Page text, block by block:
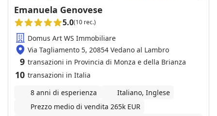
Emanuela Genovese
5.0(10 rec.)
Domus Art WS Immobiliare
Via Tagliamento 5, 20854 Vedano al Lambro
9 transazioni in Provincia di Monza e della Brianza
10 transazioni in Italia
8 anni di esperienza
Italiano, Inglese
Prezzo medio di vendita 265k EUR